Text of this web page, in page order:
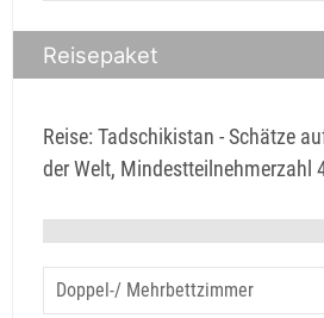
Reisepaket
Reise: Tadschikistan - Schätze
der Welt, Mindestteilnehmerzahl